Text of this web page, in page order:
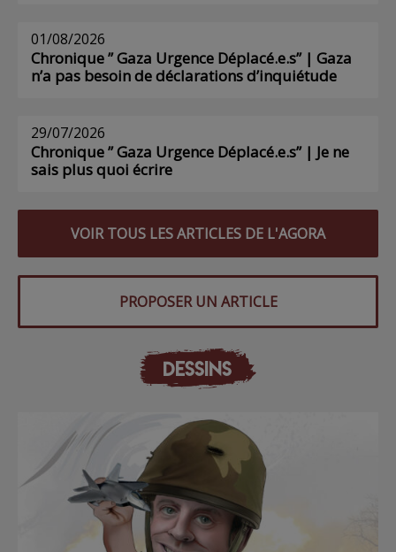
01/08/2026
Chronique ” Gaza Urgence Déplacé.e.s” | Gaza
n’a pas besoin de déclarations d’inquiétude
29/07/2026
Chronique ” Gaza Urgence Déplacé.e.s” | Je ne
sais plus quoi écrire
VOIR TOUS LES ARTICLES DE L'AGORA
PROPOSER UN ARTICLE
DESSINS